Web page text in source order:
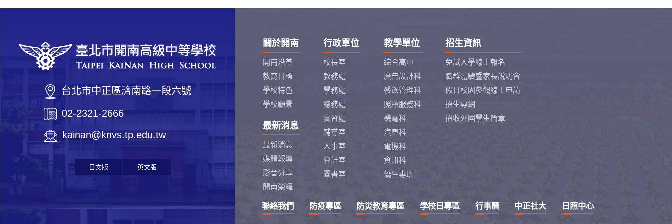
台北市中正區濟南路一段六號
02-2321-2666
kainan@knvs.tp.edu.tw
日文版 英文版
關於開南
開南沿革
教育目標
學校特色
學校願景
最新消息
最新消息
媒體報導
影音分享
開南榮耀
行政單位
校長室
教務處
學務處
總務處
實習處
輔導室
人事室
會計室
圖書室
教學單位
綜合高中
廣告設計科
餐飲管理科
照顧服務科
機電科
汽車科
電機科
資訊科
僑生專班
招生資訊
免試入學線上報名
職群體驗暨家長說明會
假日校園參觀線上申請
招生專網
招收外國學生簡章
聯絡我們 防疫專區 防災教育專區 學校日專區 行事曆 中正社大 日照中心